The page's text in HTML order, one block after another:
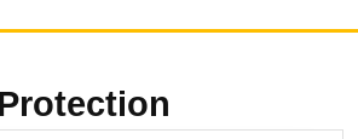
Protection